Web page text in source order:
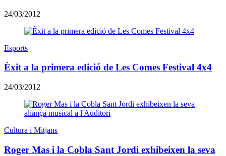
24/03/2012
Esports
Èxit a la primera edició de Les Comes Festival 4x4
24/03/2012
Cultura i Mitjans
Roger Mas i la Cobla Sant Jordi exhibeixen la seva